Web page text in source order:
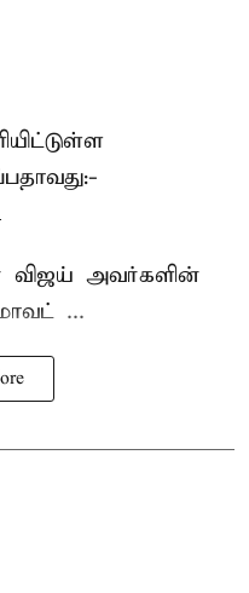
விஜய் அவர்களின்
...